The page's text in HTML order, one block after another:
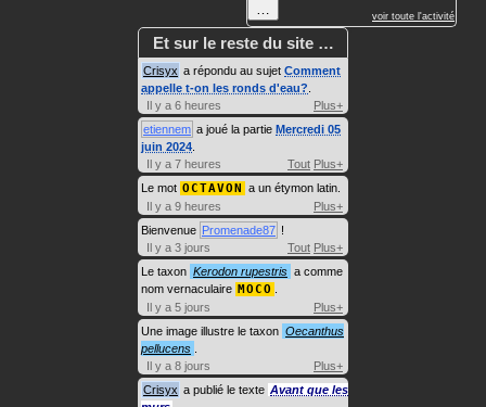
… voir toute l'activité
Et sur le reste du site …
Crisyx a répondu au sujet Comment
appelle t-on les ronds d'eau?
Il y a 6 heures
Plus+
etiennem a joué la partie Mercredi 05
juin 2024
Il y a 7 heures
Tout Plus+
Le mot OCTAVON a un étymon latin.
Il y a 9 heures
Plus+
Bienvenue Promenade87 !
Il y a 3 jours
Tout Plus+
Le taxon Kerodon rupestris a comme
nom vernaculaire MOCO
Il y a 5 jours
Plus+
Une image illustre le taxon Oecanthus
pellucens
Il y a 8 jours
Plus+
Crisyx a publié le texte Avant que les